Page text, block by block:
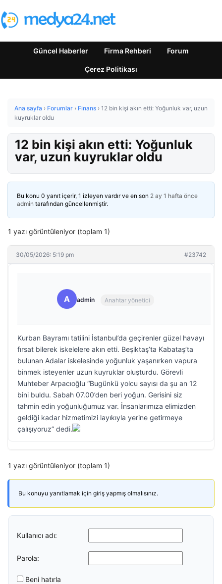
Güncel Haberler Firma Rehberi Forum
Çerez Politikası
Ana sayfa › Forumlar › Finans › 12 bin kişi akın etti: Yoğunluk var, uzun
kuyruklar oldu
12 bin kişi akın etti: Yoğunluk
var, uzun kuyruklar oldu
Bu konu 0 yanıt içerir, 1 izleyen vardır ve en son 2 ay 1 hafta önce
admin tarafından güncellenmiştir.
1 yazı görüntüleniyor (toplam 1)
30/05/2026: 5:19 pm #23742
A admin Anahtar yönetici
Kurban Bayramı tatilini İstanbul’da geçirenler güzel havayı
fırsat bilerek iskelelere akın etti. Beşiktaş’ta Kabataş’ta
bulunan Adalar iskelesinde yoğunluk yaşanırken vapura
binmek isteyenler uzun kuyruklar oluşturdu. Görevli
Muhteber Arpacıoğlu “Bugünkü yolcu sayısı da şu an 12
bini buldu. Sabah 07.00’den beri yoğun. Gerisini siz
tahmin edin yoğunluğumuz var. İnsanlarımıza elimizden
geldiği kadar hizmetimizi layıkıyla yerine getirmeye
çalışıyoruz” dedi.
1 yazı görüntüleniyor (toplam 1)
Bu konuyu yanıtlamak için giriş yapmış olmalısınız.
Kullanıcı adı:
Parola:
Beni hatırla